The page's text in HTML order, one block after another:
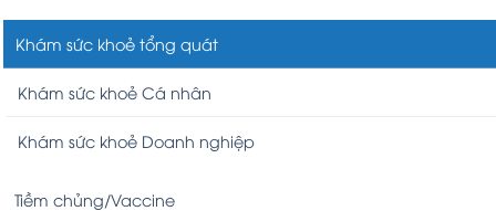
Khám sức khoẻ tổng quát
Khám sức khoẻ Cá nhân
Khám sức khoẻ Doanh nghiệp
Tiềm chủng/Vaccine